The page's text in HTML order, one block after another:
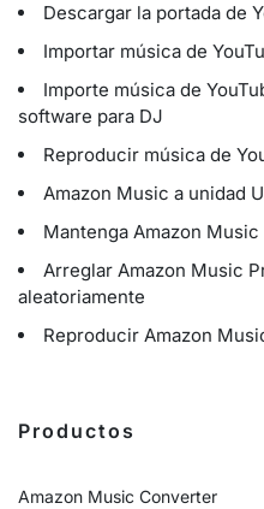
Descargar la portada de
Importar música de
Importe música de
software para DJ
Reproducir música de
Amazon Music a unidad
Mantenga Amazon
Arreglar Amazon Music
aleatoriamente
Reproducir Amazon
Productos
Amazon Music Converter